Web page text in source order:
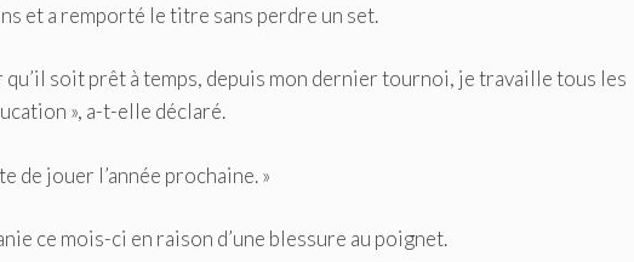
et a remporté le titre sans perdre un set.
qu’il soit prêt à temps, depuis mon dernier tournoi, je travaille tous les
», a-t-elle déclaré.
de jouer l’année prochaine. »
ce mois-ci en raison d’une blessure au poignet.